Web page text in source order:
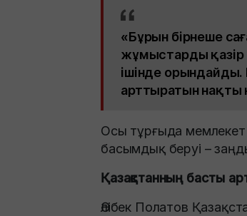
«Бұрын бірнеше
жұмыстарды
ішінде орындайды.
арттыратын нақты
Осы тұрғыда
басымдық беруі –
Қазақстанның басты
Әлібек Полатов